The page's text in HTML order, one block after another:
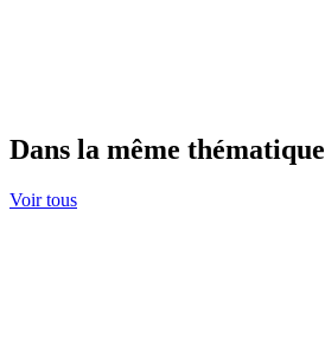
Dans la même thématique
Voir tous